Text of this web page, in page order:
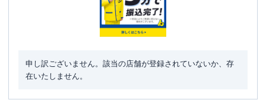
千葉県君津市東坂田2丁目5-7 島田君津ビ
ル2階
名称
人契約コーナー
営業時間
土曜：09:00-21:00
申し訳ございません。該当の店舗が登録されていないか、存
在いたしません。